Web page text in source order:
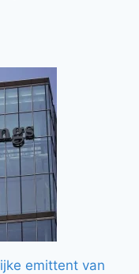
emittent van